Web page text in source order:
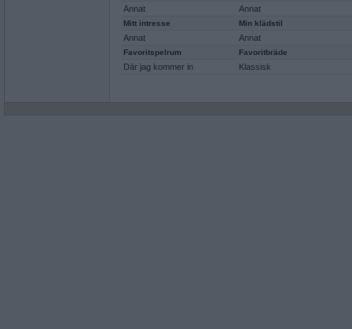
Annat Annat
Mitt intresse Min klädstil
Annat Annat
Favoritspelrum Favoritbräde
Där jag kommer in Klassisk